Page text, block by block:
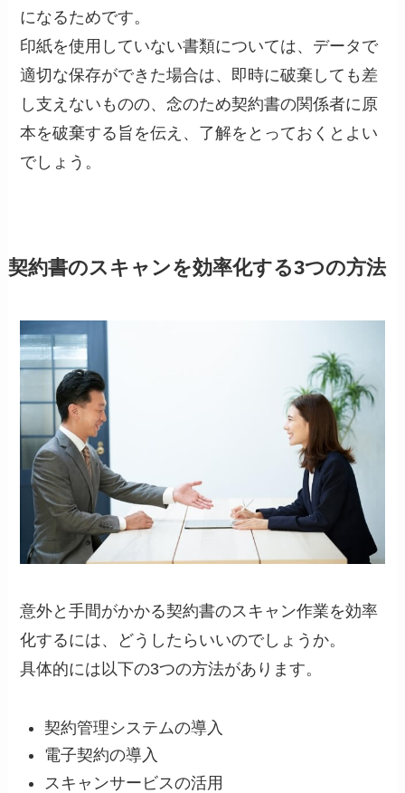
になるためです。
印紙を使用していない書類については、データで
適切な保存ができた場合は、即時に破棄しても差
し支えないものの、念のため契約書の関係者に原
本を破棄する旨を伝え、了解をとっておくとよい
でしょう。
契約書のスキャンを効率化する3つの方法
意外と手間がかかる契約書のスキャン作業を効率
化するには、どうしたらいいのでしょうか。
具体的には以下の3つの方法があります。
契約管理システムの導入
電子契約の導入
スキャンサービスの活用